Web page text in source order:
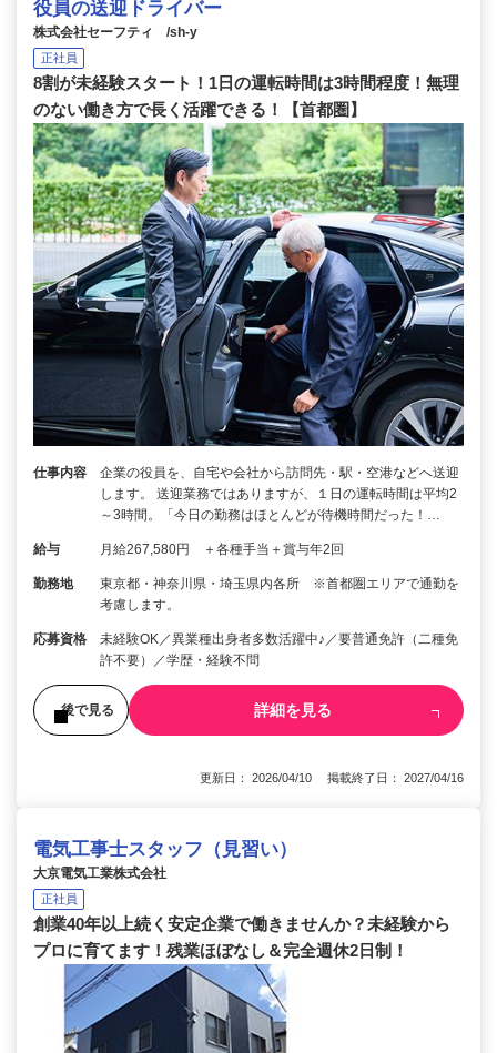
役員の送迎ドライバー
株式会社セーフティ /sh-y
正社員
8割が未経験スタート！1日の運転時間は3時間程度！無理
のない働き方で長く活躍できる！【首都圏】
仕事内容
企業の役員を、自宅や会社から訪問先・駅・空港などへ送迎
します。 送迎業務ではありますが、１日の運転時間は平均2
～3時間。「今日の勤務はほとんどが待機時間だった！…
給与 月給267,580円 ＋各種手当＋賞与年2回
勤務地
東京都・神奈川県・埼玉県内各所 ※首都圏エリアで通勤を
考慮します。
応募資格
未経験OK／異業種出身者多数活躍中♪／要普通免許（二種免
許不要）／学歴・経験不問
後で見る 詳細を見る
更新日： 2026/04/10 掲載終了日： 2027/04/16
電気工事士スタッフ（見習い）
大京電気工業株式会社
正社員
創業40年以上続く安定企業で働きませんか？未経験から
プロに育てます！残業ほぼなし＆完全週休2日制！